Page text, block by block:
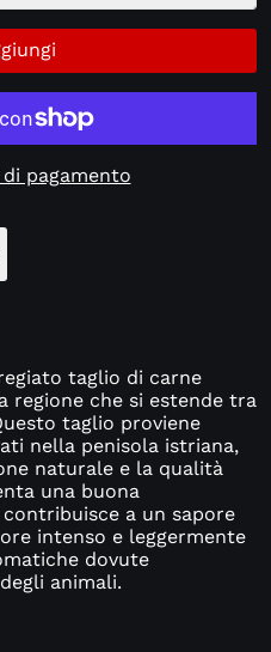
pagamento
taglio di carne
regione che si estende tra
taglio proviene
nella penisola istriana,
naturale e la qualità
una buona
a un sapore
intenso e leggermente
dovute
animali.